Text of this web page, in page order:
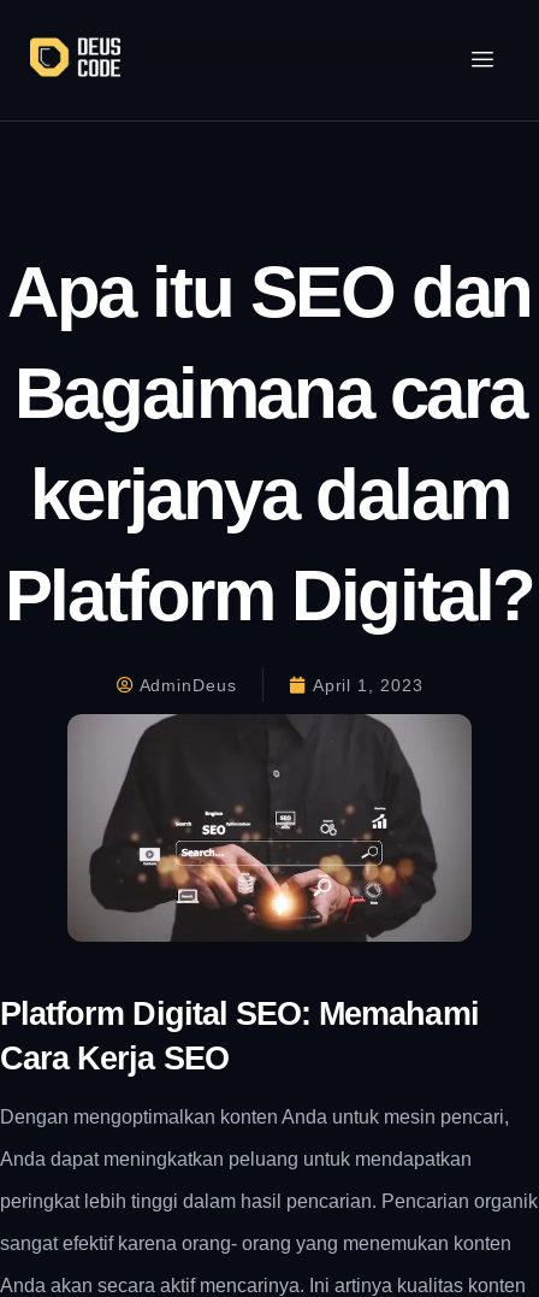
konten
Apa itu SEO dan
Bagaimana cara
kerjanya dalam
Platform Digital?
AdminDeus April 1, 2023
Platform Digital SEO: Memahami
Cara Kerja SEO
Dengan mengoptimalkan konten Anda untuk mesin pencari,
Anda dapat meningkatkan peluang untuk mendapatkan
peringkat lebih tinggi dalam hasil pencarian. Pencarian organik
sangat efektif karena orang- orang yang menemukan konten
Anda akan secara aktif mencarinya. Ini artinya kualitas konten